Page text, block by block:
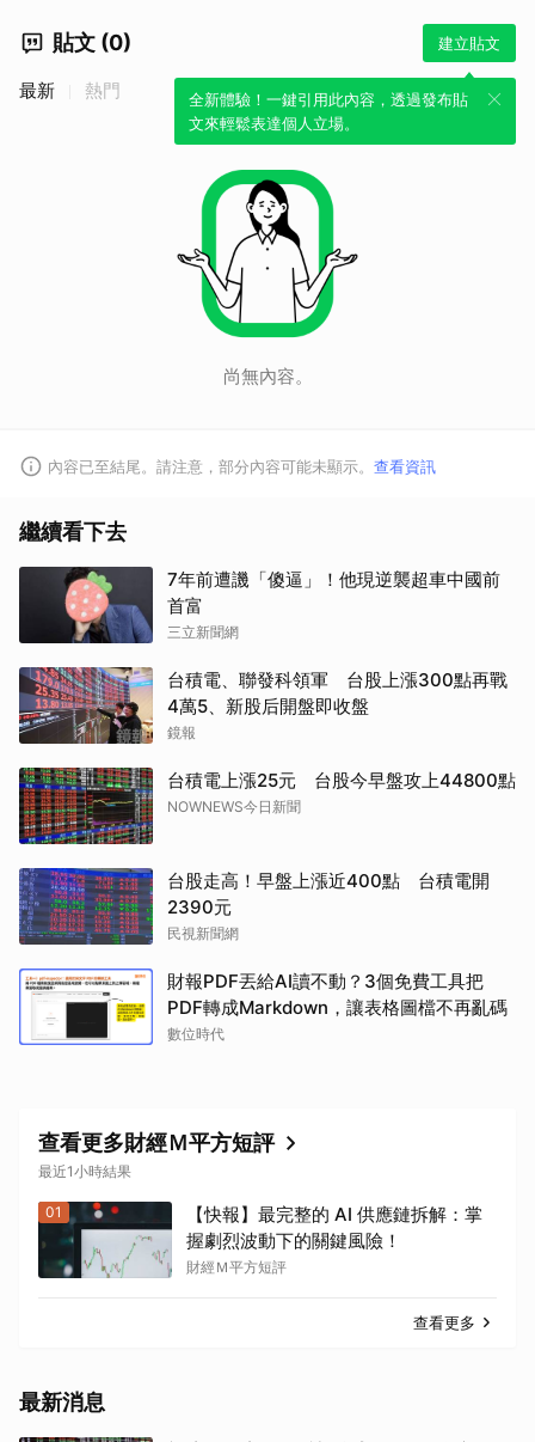
貼文 (0) 建立貼文
全新體驗！一鍵引用此內容，透過發布貼
文來輕鬆表達個人立場。
最新 熱門
尚無內容。
內容已至結尾。請注意，部分內容可能未顯示。 查看資訊
繼續看下去
7年前遭譏「傻逼」！他現逆襲超車中國前
首富
三立新聞網
台積電、聯發科領軍 台股上漲300點再戰
4萬5、新股后開盤即收盤
鏡報
台積電上漲25元 台股今早盤攻上44800點
NOWNEWS今日新聞
台股走高！早盤上漲近400點 台積電開
2390元
民視新聞網
財報PDF丟給AI讀不動？3個免費工具把
PDF轉成Markdown，讓表格圖檔不再亂碼
數位時代
查看更多財經Ｍ平方短評
最近1小時結果
01
【快報】最完整的 AI 供應鏈拆解：掌
握劇烈波動下的關鍵風險！
財經Ｍ平方短評
查看更多
最新消息